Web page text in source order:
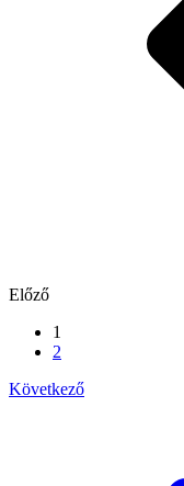
Előző
1
2
Következő